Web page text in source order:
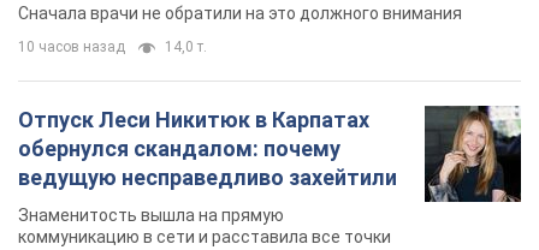
Сначала врачи не обратили на это должного внимания
10 часов назад 14,0 т.
Отпуск Леси Никитюк в Карпатах
обернулся скандалом: почему
ведущую несправедливо захейтили
Знаменитость вышла на прямую
коммуникацию в сети и расставила все точки